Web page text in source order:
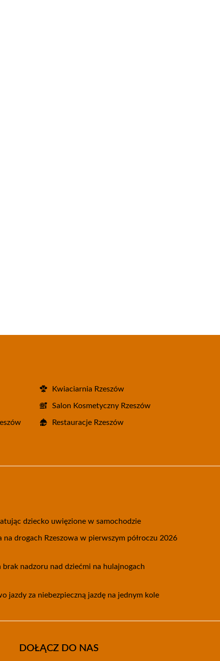
Kwiaciarnia Rzeszów
Salon Kosmetyczny Rzeszów
Restauracje Rzeszów
dziecko uwięzione w samochodzie
na drogach Rzeszowa w pierwszym półroczu 2026
nadzoru nad dziećmi na hulajnogach
jazdy za niebezpieczną jazdę na jednym kole
DOŁĄCZ DO NAS